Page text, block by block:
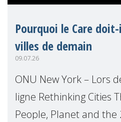
Pourquoi le Care
villes de demain
09.07.26
ONU New York – Lors
ligne Rethinking Cities
People, Planet and the